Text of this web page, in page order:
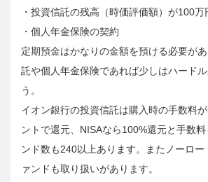
・投資信託の残高（時価評価額）が100万
・個人年金保険の契約
定期預金はかなりの金額を預ける必要が
託や個人年金保険であれば少しはハード
う。
イオン銀行の投資信託は購入時の手数料
ントで還元、NISAなら100%還元と手数
ンド数も240以上あります。またノーロ
ァンドも取り扱いがあります。